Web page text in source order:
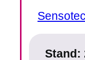
Stand: